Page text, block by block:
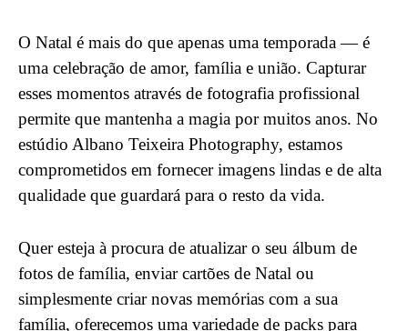
O Natal é mais do que apenas uma temporada — é
uma celebração de amor, família e união. Capturar
esses momentos através de fotografia profissional
permite que mantenha a magia por muitos anos. No
estúdio Albano Teixeira Photography, estamos
comprometidos em fornecer imagens lindas e de alta
qualidade que guardará para o resto da vida.
Quer esteja à procura de atualizar o seu álbum de
fotos de família, enviar cartões de Natal ou
simplesmente criar novas memórias com a sua
família, oferecemos uma variedade de packs para